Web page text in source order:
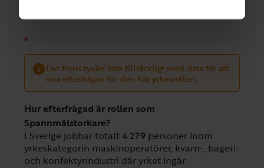
Det finns tyvärr inte tillräckligt med data för att
visa efterfrågan för den här yrkesrollen.
Hur efterfrågad är rollen som
Spannmålstorkare?
I Sverige jobbar totalt4 279 personer inom
yrkeskategorin maskinoperatörer, kvarn-, bageri-
och konfektyrindustri där yrket ingår.